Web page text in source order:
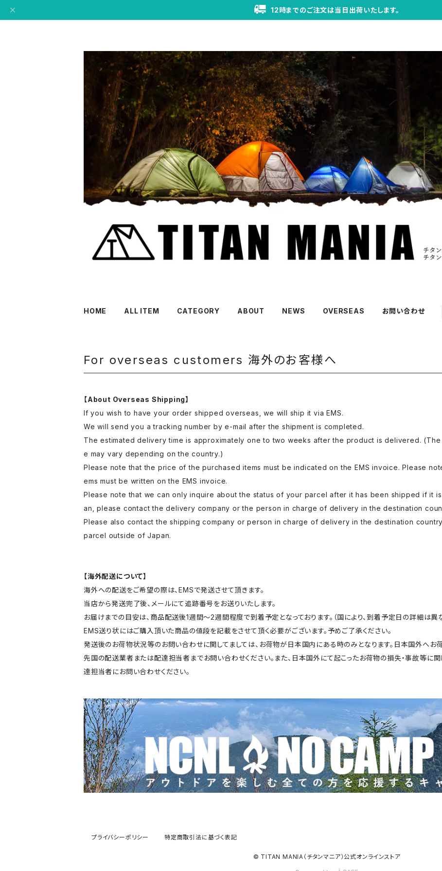
12時までのご注文は当日出荷いたします。
HOME ALL ITEM CATEGORY ABOUT NEWS OVERSEAS お問い合わせ
For overseas customers 海外のお客様へ
【About Overseas Shipping】
If you wish to have your order shipped overseas, we will ship it via EMS.
We will send you a tracking number by e-mail after the shipment is completed.
The estimated delivery time is approximately one to two weeks after the product is delivered.
e may vary depending on the country.)
Please note that the price of the purchased items must be indicated on the EMS invoice. Please
ems must be written on the EMS invoice.
Please note that we can only inquire about the status of your parcel after it has been shipped if it
an, please contact the delivery company or the person in charge of delivery in the destination
Please also contact the shipping company or person in charge of delivery in the destination
parcel outside of Japan.
【海外配送について】
海外への配送をご希望の際は、EMSで発送させて頂きます。
当店から発送完了後、メールにて追跡番号をお送りいたします。
お届けまでの目安は、商品配送後1週間～2週間程度で到着予定となっております。（国により、到着予定日の詳細は異な
EMS送り状にはご購入頂いた商品の値段を記載をさせて頂く必要がございます。予めご了承ください。
発送後のお荷物状況等のお問い合わせに関してましては、お荷物が日本国内にある時のみとなります。日本国外へお
先国の配送業者または配達担当者までお問い合わせください。また、日本国外にて起こったお荷物の損失・事故等に
達担当者にお問い合わせください。
プライバシーポリシー 特定商取引法に基づく表記
© TITAN MANIA（チタンマニア）公式オンラインストア